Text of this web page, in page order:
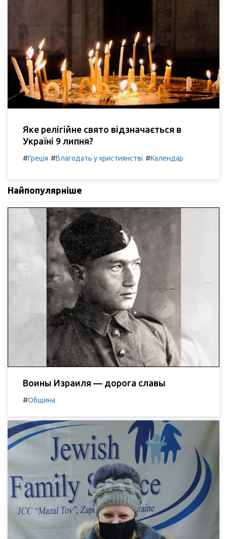
Яке релігійне свято відзначається в
Україні 9 липня?
#Греція #Благодать у християнстві #Календар
Найпопулярніше
Воины Израиля — дорога славы
#Община